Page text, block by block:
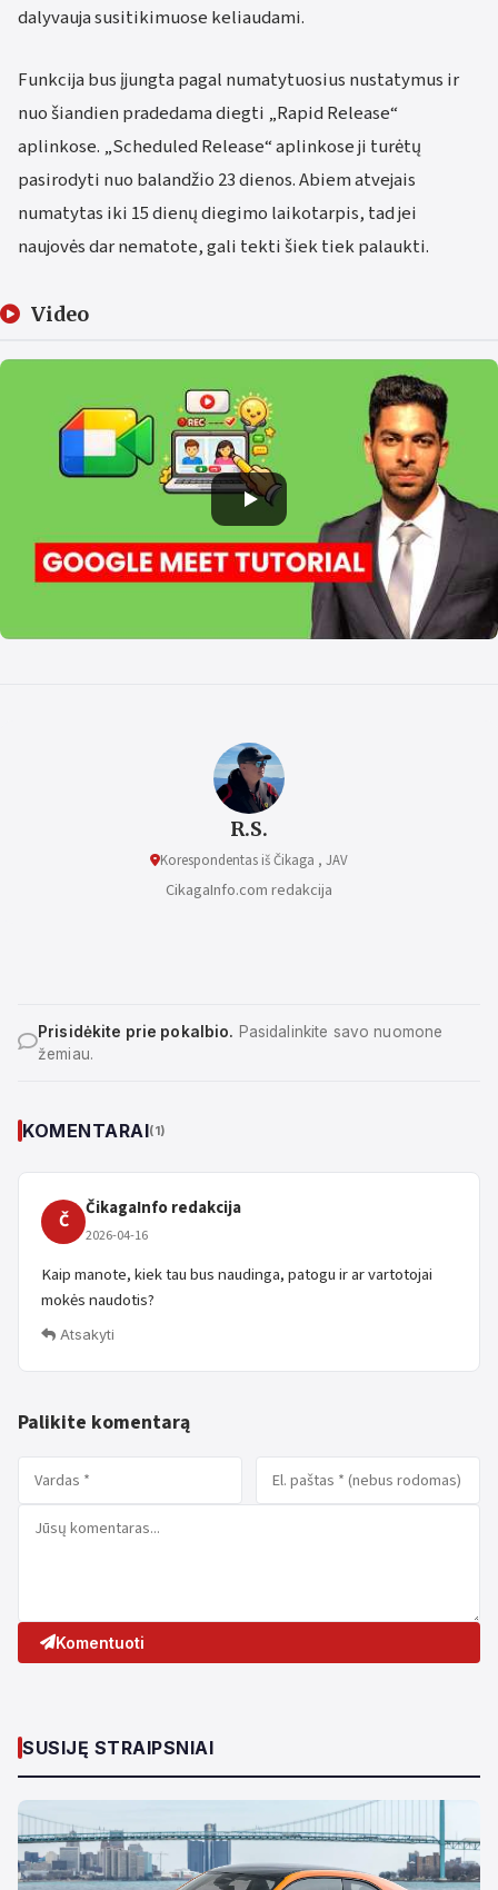
dalyvauja susitikimuose keliaudami.
Funkcija bus įjungta pagal numatytuosius nustatymus ir
nuo šiandien pradedama diegti „Rapid Release“
aplinkose. „Scheduled Release“ aplinkose ji turėtų
pasirodyti nuo balandžio 23 dienos. Abiem atvejais
numatytas iki 15 dienų diegimo laikotarpis, tad jei
naujovės dar nematote, gali tekti šiek tiek palaukti.
Video
R.S.
Korespondentas iš Čikaga , JAV
CikagaInfo.com redakcija
Prisidėkite prie pokalbio. Pasidalinkite savo nuomone
žemiau.
KOMENTARAI(1)
Č
ČikagaInfo redakcija
2026-04-16
Kaip manote, kiek tau bus naudinga, patogu ir ar vartotojai
mokės naudotis?
Atsakyti
Palikite komentarą
Komentuoti
SUSIJĘ STRAIPSNIAI